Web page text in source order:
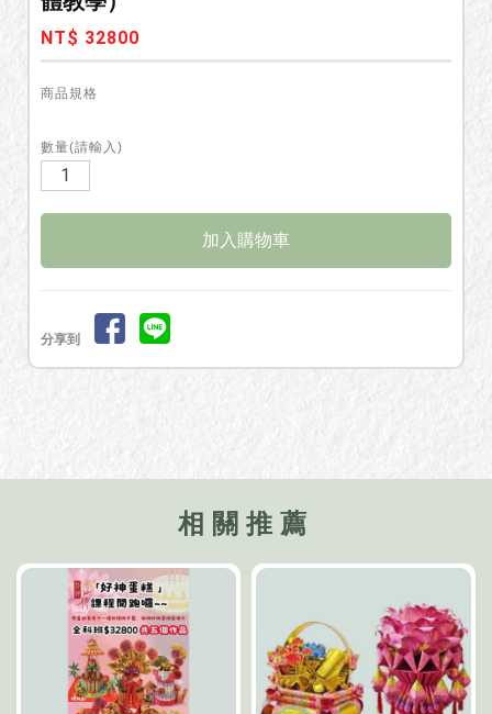
NT$ 32800
商品規格
數量(請輸入)
分享到